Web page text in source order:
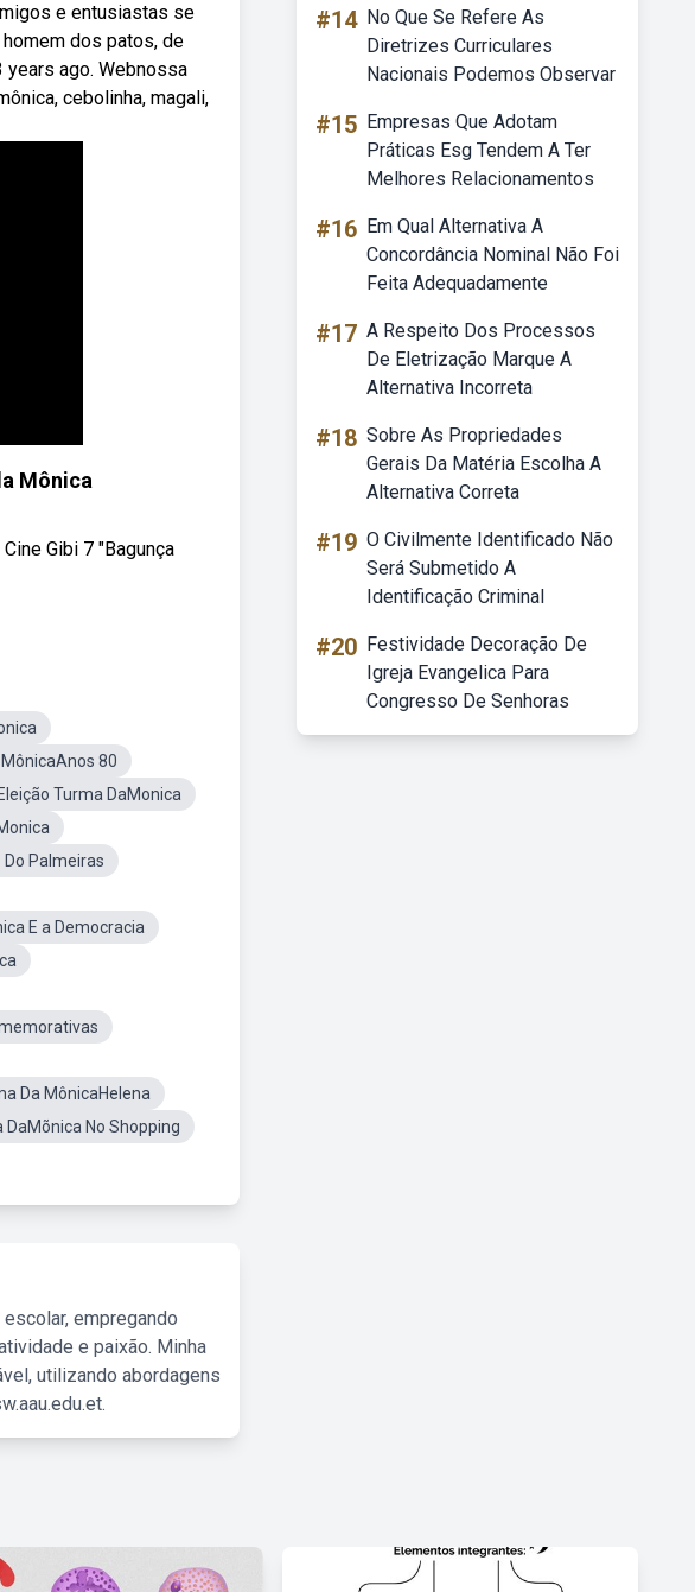
e entusiastas se
dos patos, de
years ago. Webnossa
cebolinha, magali,
Mônica
Gibi 7 "Bagunça
80
Eleição Turma DaMonica
Palmeiras
E a Democracia
Da MônicaHelena
DaMõnica No Shopping
empregando
e paixão. Minha
utilizando abordagens
#14 No Que Se Refere As
Diretrizes Curriculares
Nacionais Podemos Observar
#15 Empresas Que Adotam
Práticas Esg Tendem A Ter
Melhores Relacionamentos
#16 Em Qual Alternativa A
Concordância Nominal Não Foi
Feita Adequadamente
#17 A Respeito Dos Processos
De Eletrização Marque A
Alternativa Incorreta
#18 Sobre As Propriedades
Gerais Da Matéria Escolha A
Alternativa Correta
#19 O Civilmente Identificado Não
Será Submetido A
Identificação Criminal
#20 Festividade Decoração De
Igreja Evangelica Para
Congresso De Senhoras